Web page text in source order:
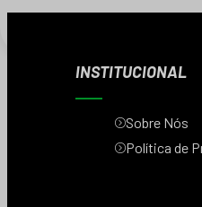
INSTITUCIONAL
Sobre Nós
Política de